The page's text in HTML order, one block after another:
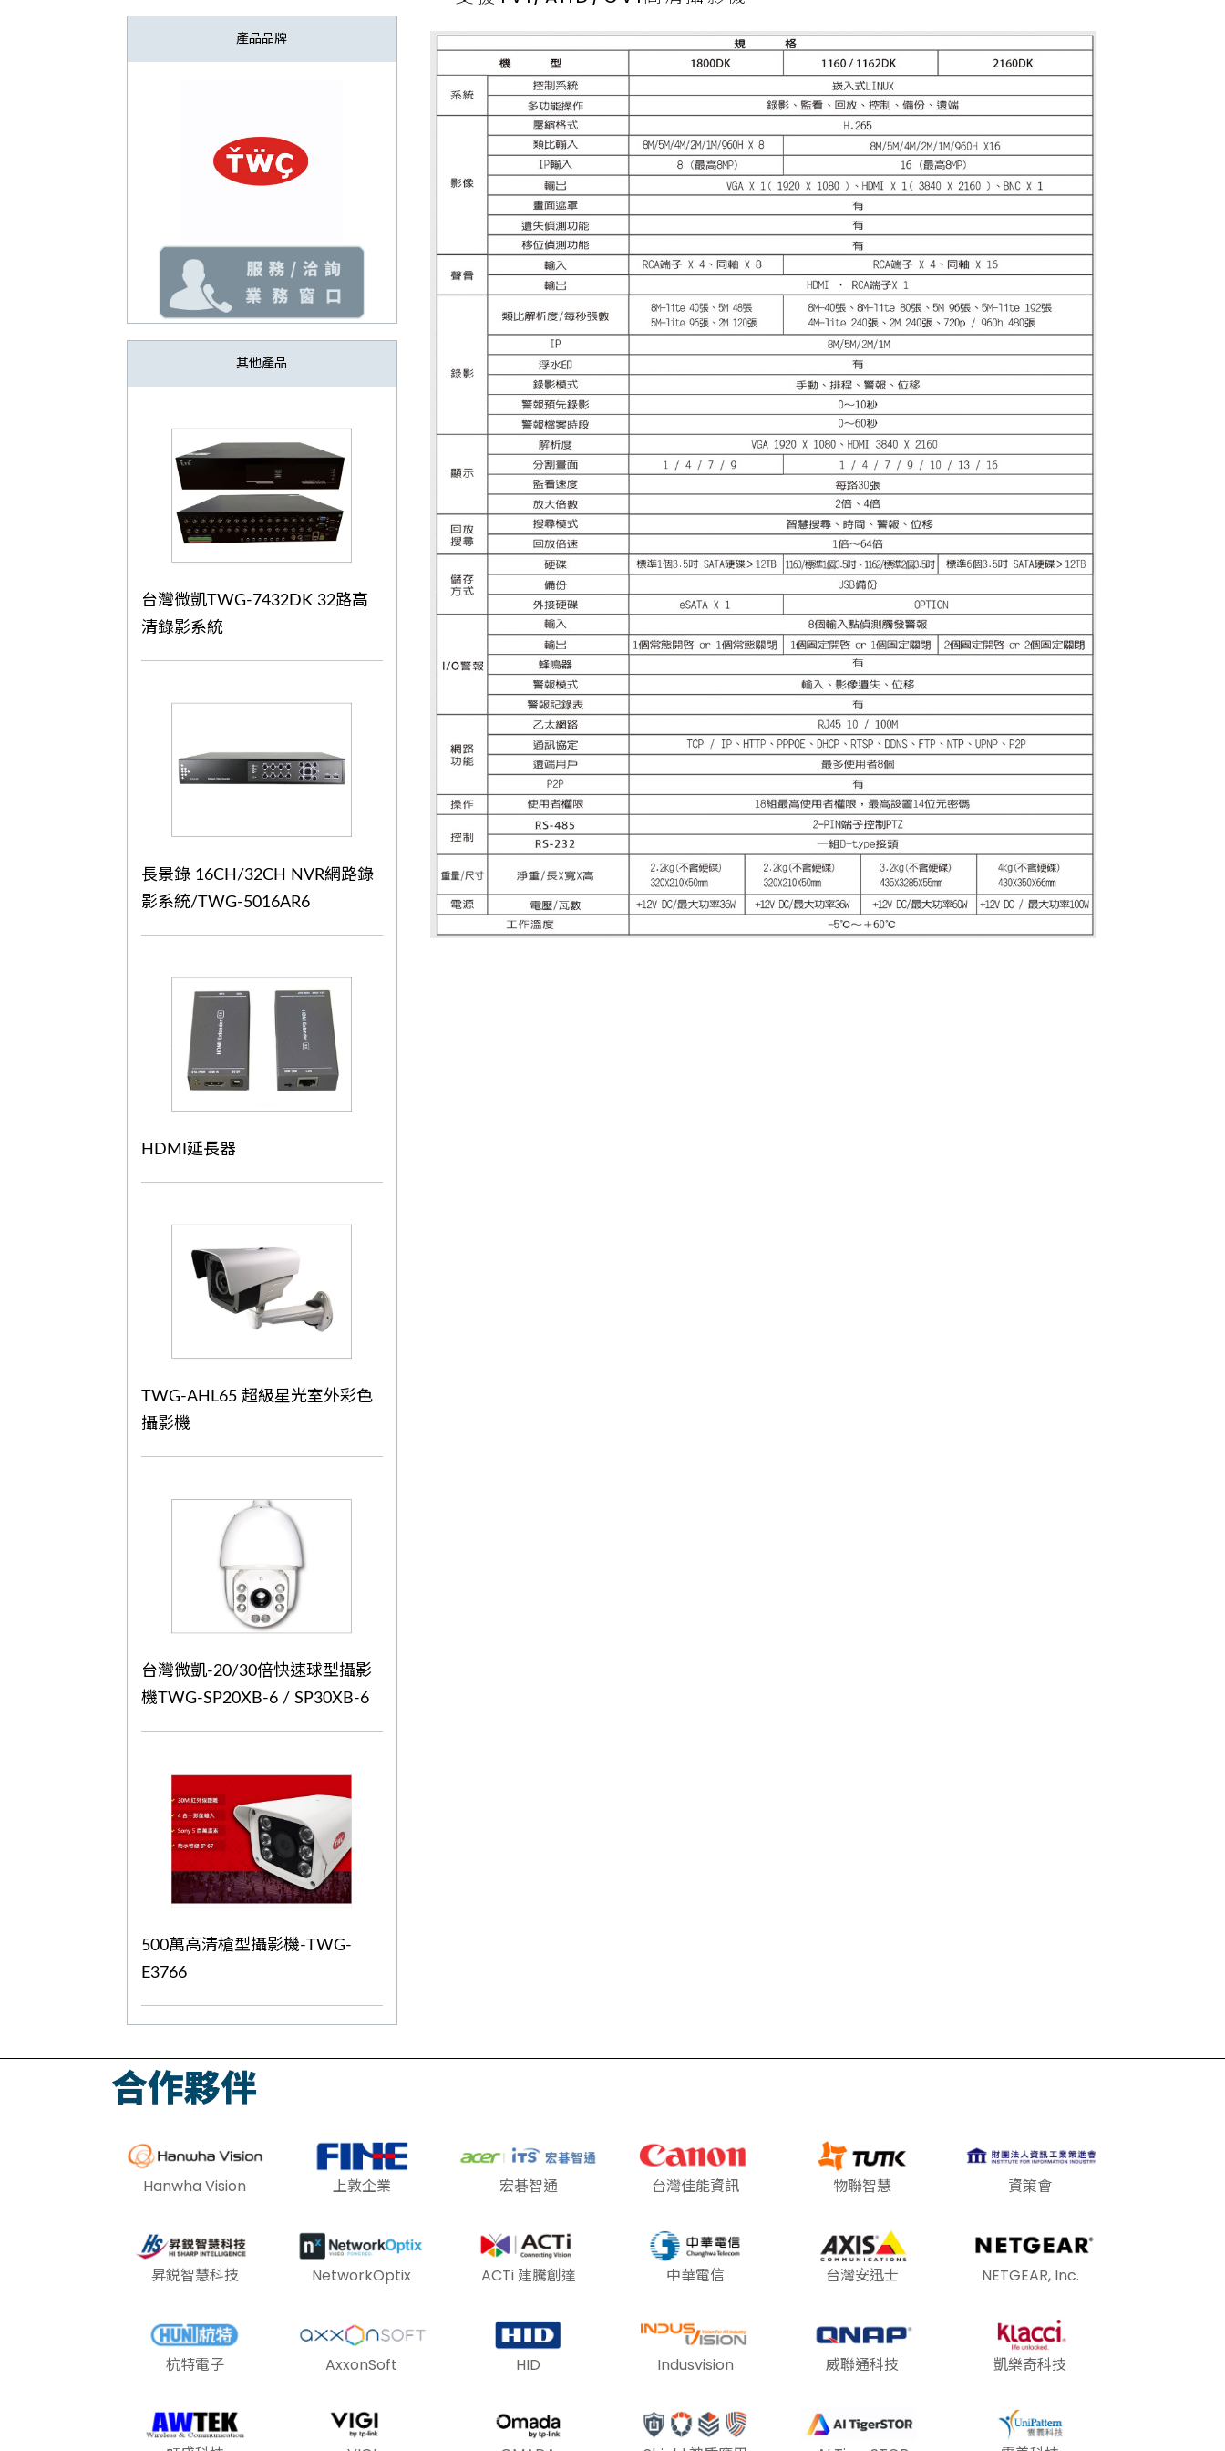
產品品牌
其他產品
台灣微凱TWG-7432DK 32路高
清錄影系統
長景錄 16CH/32CH NVR網路錄
影系統/TWG-5016AR6
HDMI延長器
TWG-AHL65 超級星光室外彩色
攝影機
台灣微凱-20/30倍快速球型攝影
機TWG-SP20XB-6 / SP30XB-6
500萬高清槍型攝影機-TWG-
E3766
合作夥伴
Hanwha Vision 上敦企業 宏碁智通 台灣佳能資訊 物聯智慧 資策會
昇鋭智慧科技 NetworkOptix ACTi 建騰創達 中華電信 台灣安迅士 NETGEAR, Inc.
杭特電子 AxxonSoft HID Indusvision 威聯通科技 凱樂奇科技